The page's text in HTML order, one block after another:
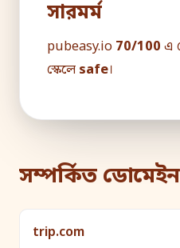
সারমর্ম
pubeasy.io 70/100 এ
স্কেলে safe।
সম্পর্কিত ডোমেইন
trip.com